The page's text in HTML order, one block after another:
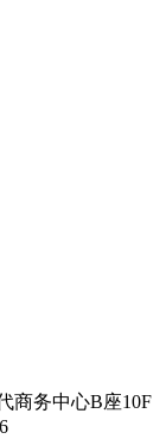
商务中心B座10F